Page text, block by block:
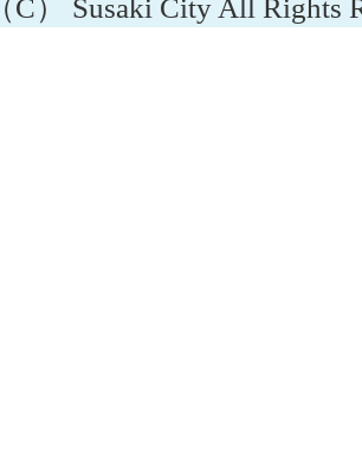
C） Susaki City All Rights